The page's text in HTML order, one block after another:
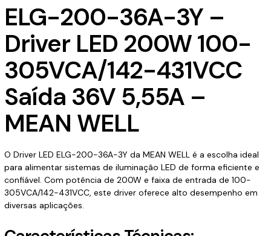
MEAN
WELL
quantidade
ELG-200-36A-3Y –
Driver LED 200W 100-
305VCA/142-431VCC
Saída 36V 5,55A –
MEAN WELL
O Driver LED ELG-200-36A-3Y da MEAN WELL é a escolha ideal
para alimentar sistemas de iluminação LED de forma eficiente e
confiável. Com potência de 200W e faixa de entrada de 100-
305VCA/142-431VCC, este driver oferece alto desempenho em
diversas aplicações.